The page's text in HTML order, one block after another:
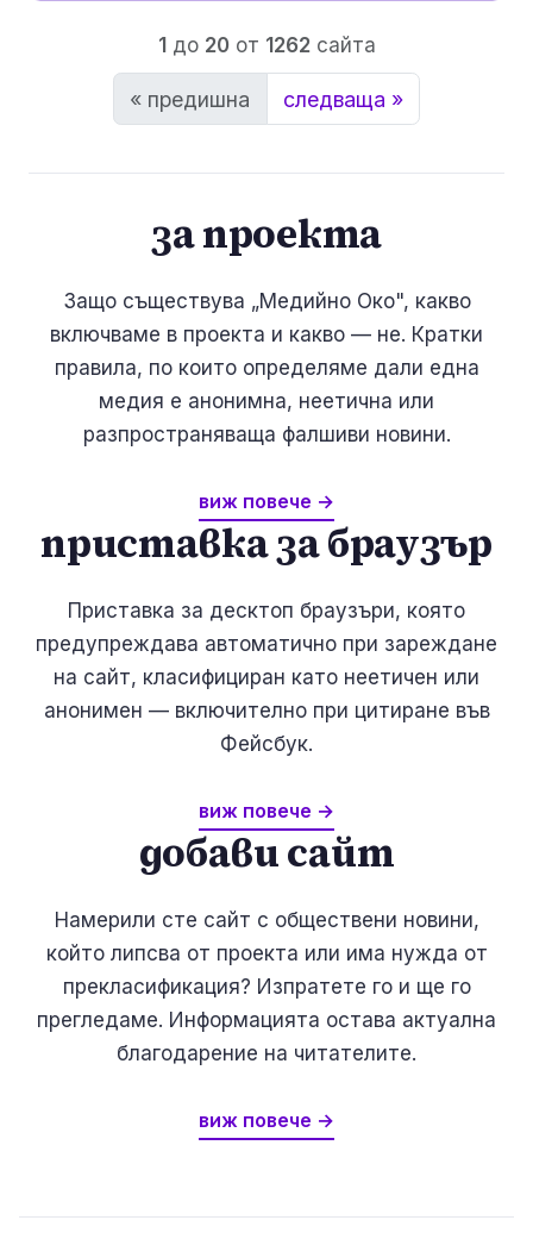
1 до 20от 1262сайта
« предишна следваща »
за проекта
Защо съществува „Медийно Око", какво
включваме в проекта и какво — не. Кратки
правила, по които определяме дали една
медия е анонимна, неетична или
разпространяваща фалшиви новини.
виж повече →
приставка за браузър
Приставка за десктоп браузъри, която
предупреждава автоматично при зареждане
на сайт, класифициран като неетичен или
анонимен — включително при цитиране във
Фейсбук.
виж повече →
добави сайт
Намерили сте сайт с обществени новини,
който липсва от проекта или има нужда от
прекласификация? Изпратете го и ще го
прегледаме. Информацията остава актуална
благодарение на читателите.
виж повече →